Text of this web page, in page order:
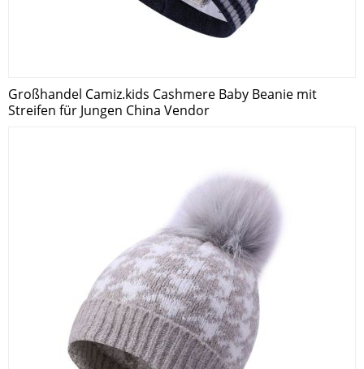
Großhandel Camiz.kids Cashmere Baby Beanie mit
Streifen für Jungen China Vendor